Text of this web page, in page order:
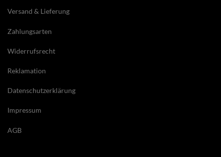
Versand & Lieferung
Zahlungsarten
Widerrufsrecht
Reklamation
Datenschutzerklärung
Impressum
AGB